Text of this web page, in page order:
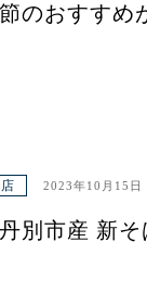
節のおすすめ
2023年10月15日
別市産 新そ